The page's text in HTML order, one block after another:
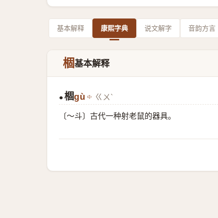
基本解释 康熙字典 说文解字 音韵方言
棝基本解释
● 棝gù ㄍㄨˋ
〔～斗〕古代一种射老鼠的器具。